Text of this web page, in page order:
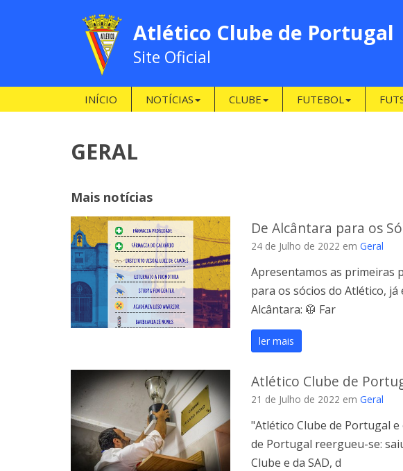
Atlético Clube de Portugal
Site Oficial
INÍCIO NOTÍCIAS CLUBE FUTEBOL
GERAL
Mais notícias
De Alcântara para os
24 de Julho de 2022 em Geral
Apresentamos as primeiras
para os sócios do Atlético,
Alcântara: 🥼 Far
ler mais
Atlético Clube de
21 de Julho de 2022 em Geral
"Atlético Clube de Portugal
de Portugal reergueu-se:
Clube e da SAD, d